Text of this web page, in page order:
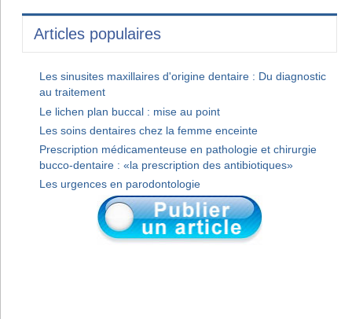
Articles populaires
Les sinusites maxillaires d'origine dentaire : Du diagnostic
au traitement
Le lichen plan buccal : mise au point
Les soins dentaires chez la femme enceinte
Prescription médicamenteuse en pathologie et chirurgie
bucco-dentaire : «la prescription des antibiotiques»
Les urgences en parodontologie